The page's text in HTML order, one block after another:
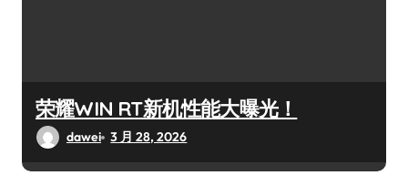
荣耀WIN RT新机性能大曝光！
dawei 3 月 28, 2026